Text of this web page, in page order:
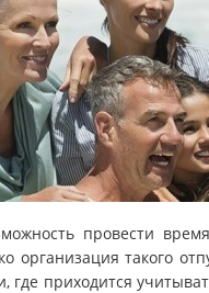
провести
организация такого
где приходится